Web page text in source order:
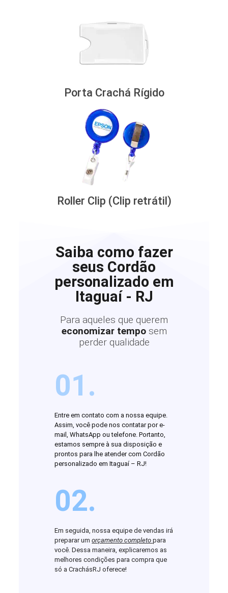
Porta Crachá Rígido
Roller Clip (Clip retrátil)
Saiba como fazer
seus Cordão
personalizado em
Itaguaí - RJ
Para aqueles que querem
economizar tempo sem
perder qualidade
01.
Entre em contato com a nossa equipe.
Assim, você pode nos contatar por e-
mail, WhatsApp ou telefone. Portanto,
estamos sempre à sua disposição e
prontos para lhe atender com Cordão
personalizado em Itaguaí – RJ!
02.
Em seguida, nossa equipe de vendas irá
preparar umorçamento completopara
você. Dessa maneira, explicaremos as
melhores condições para compra que
só a CrachásRJ oferece!